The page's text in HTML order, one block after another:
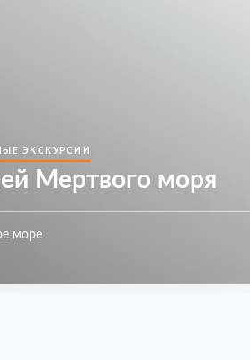
ЭКСКУРСИИ
Мертвого моря
море